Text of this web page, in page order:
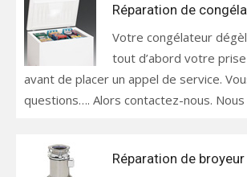
Réparation de
Votre congélateur
tout d’abord votre
avant de placer un appel de service.
questions…. Alors contactez-nous. Nous
Réparation de broyeur